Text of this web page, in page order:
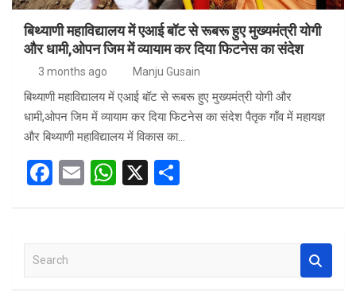
बिथ्याणी महाविद्यालय में एआई बॉट से रूबरू हुए मुख्यमंत्री योगी
और धामी,ओपन जिम में व्यायाम कर दिया फिटनेस का संदेश
3 months ago Manju Gusain
बिथ्याणी महाविद्यालय में एआई बॉट से रूबरू हुए मुख्यमंत्री योगी और
धामी,ओपन जिम में व्यायाम कर दिया फिटनेस का संदेश पैतृक गाँव में महायज्ञ
और बिथ्याणी महाविद्यालय में विकास का…
F
b
o
E
W X
a